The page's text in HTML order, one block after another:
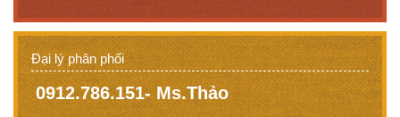
Đại lý phân phối
0912.786.151- Ms.Thảo